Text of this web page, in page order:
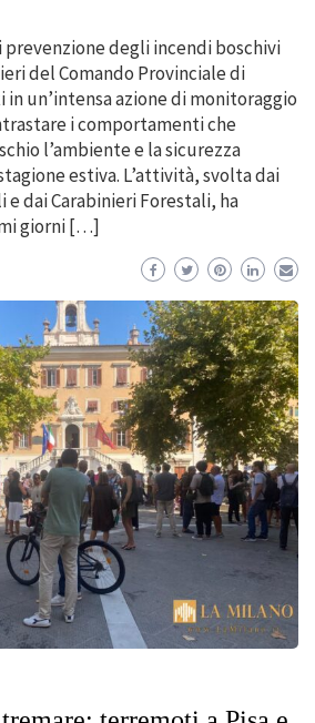
degli incendi boschivi
del Comando Provinciale di
un’intensa azione di monitoraggio
i comportamenti che
l’ambiente e la sicurezza
estiva. L’attività, svolta dai
dai Carabinieri Forestali, ha
giorni […]